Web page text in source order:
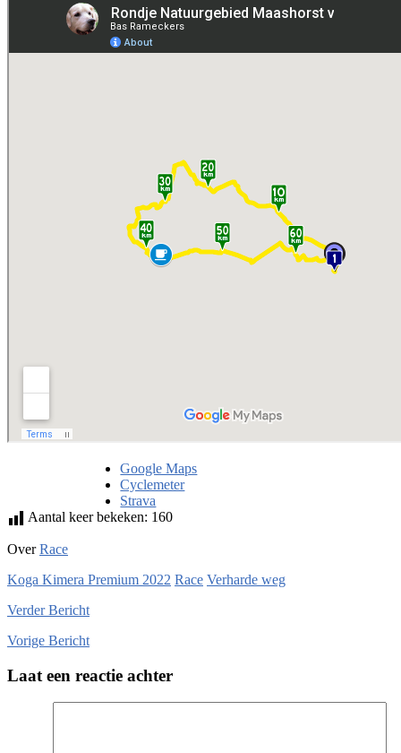
Google Maps
Cyclemeter
Strava
Aantal keer bekeken: 160
OverRace
Koga Kimera Premium 2022 Race Verharde weg
VerderBericht
Vorige Bericht
Laat een reactie achter